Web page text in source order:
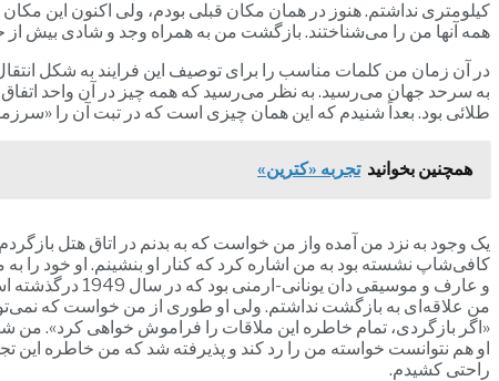
کیلومتری نداشتم. هنوز در همان مکان قبلی بودم، ولی اکنون این
همه آنها من را می‌شناختند. بازگشت من به همراه وجد و شادی بیش از
در آن زمان من کلمات مناسب را برای توصیف این فرایند به شکل
به سرحد جهان می‌رسید. به نظر می‌رسید که همه چیز در آن واحد
طلائی بود. بعداً شنیدم که این همان چیزی است که در تبت آن را
همچنین بخوانید تجربه «کترین»
یک وجود به نزد من آمده واز من خواست که به بدنم در اتاق هتل
و عارف و
من علاقه‌ای به بازگشت نداشتم. ولی او طوری از من خواست که
«اگر بازگردی، تمام خاطره این ملاقات را فراموش خواهی کرد». من
او هم نتوانست خواسته من را رد کند و پذیرفته شد که من خاطره
راحتی کشیدم.